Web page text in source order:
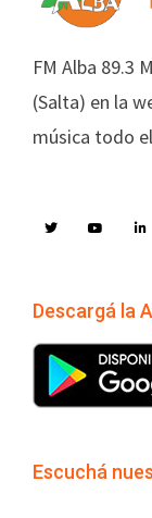
FM Alba 89.3
(Salta) en la
música todo
Descargá la
Escuchá